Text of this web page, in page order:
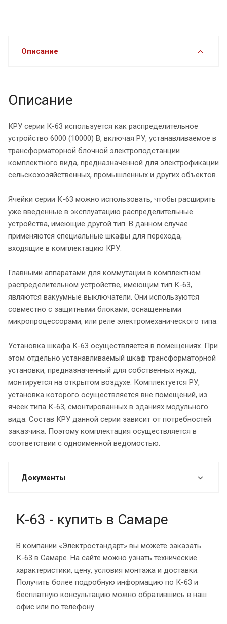
Описание
Описание
КРУ серии К-63 используется как распределительное
устройство 6000 (10000) В, включая РУ, устанавливаемое в
трансформаторной блочной электроподстанции
комплектного вида, предназначенной для электрофикации
сельскохозяйственных, промышленных и других объектов.
Ячейки серии К-63 можно использовать, чтобы расширить
уже введенные в эксплуатацию распределительные
устройства, имеющие другой тип. В данном случае
применяются специальные шкафы для перехода,
входящие в комплектацию КРУ.
Главными аппаратами для коммутации в комплектном
распределительном устройстве, имеющим тип К-63,
являются вакуумные выключатели. Они используются
совместно с защитными блоками, оснащенными
микропроцессорами, или реле электромеханического типа.
Установка шкафа К-63 осуществляется в помещениях. При
этом отдельно устанавливаемый шкаф трансформаторной
установки, предназначенный для собственных нужд,
монтируется на открытом воздухе. Комплектуется РУ,
установка которого осуществляется вне помещений, из
ячеек типа К-63, смонтированных в зданиях модульного
вида. Состав КРУ данной серии зависит от потребностей
заказчика. Поэтому комплектация осуществляется в
соответствии с одноименной ведомостью.
Документы
К-63 - купить в Самаре
В компании «Электростандарт» вы можете заказать
К-63 в Самаре. На сайте можно узнать технические
характеристики, цену, условия монтажа и доставки.
Получить более подробную информацию по К-63 и
бесплатную консультацию можно обратившись в наш
офис или по телефону.